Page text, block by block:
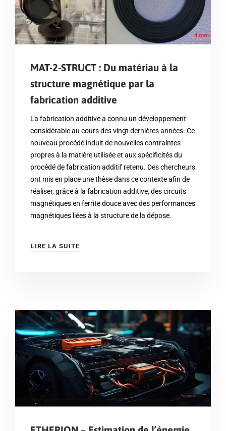
MAT-2-STRUCT : Du matériau à la
structure magnétique par la
fabrication additive
La fabrication additive a connu un développement
considérable au cours des vingt dernières années. Ce
nouveau procédé induit de nouvelles contraintes
propres à la matière utilisée et aux spécificités du
procédé de fabrication additif retenu. Des chercheurs
ont mis en place une thèse dans ce contexte afin de
réaliser, grâce à la fabrication additive, des circuits
magnétiques en ferrite douce avec des performances
magnétiques liées à la structure de la dépose.
LIRE LA SUITE